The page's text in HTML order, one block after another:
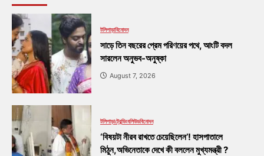
টলিপাড়াবিনোদন
সাড়ে তিন বছরের প্রেম পরিণয়ের পথে, আংটি বদল
সারলেন অনুভব-অনুষ্কা
August 7, 2026
টলিপাড়াট্রেন্ডিংবলিউডবিনোদন
‘বিষয়টা নীরব রাখতে চেয়েছিলেন’! হাসপাতালে
মিঠুন,অভিনেতাকে দেখে কী বললেন মুখ্যমন্ত্রী ?